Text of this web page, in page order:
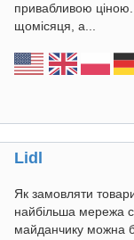
привабливою
щомісяця, а...
Lidl
Як замовляти
найбільша мережа
майданчику можна